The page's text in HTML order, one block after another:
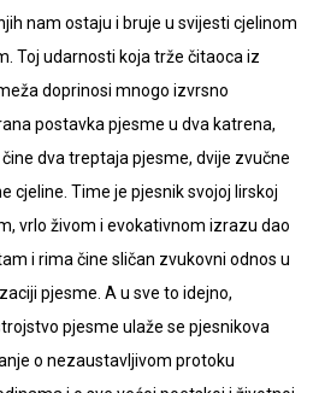
nam ostaju i bruje u svijesti cjelinom
Toj udarnosti koja trže čitaoca iz
doprinosi mnogo izvrsno
postavka pjesme u dva katrena,
dva treptaja pjesme, dvije zvučne
cjeline. Time je pjesnik svojoj lirskoj
vrlo živom i evokativnom izrazu dao
i rima čine sličan zvukovni odnos u
pjesme. A u sve to idejno,
pjesme ulaže se pjesnikova
o nezaustavljivom protoku